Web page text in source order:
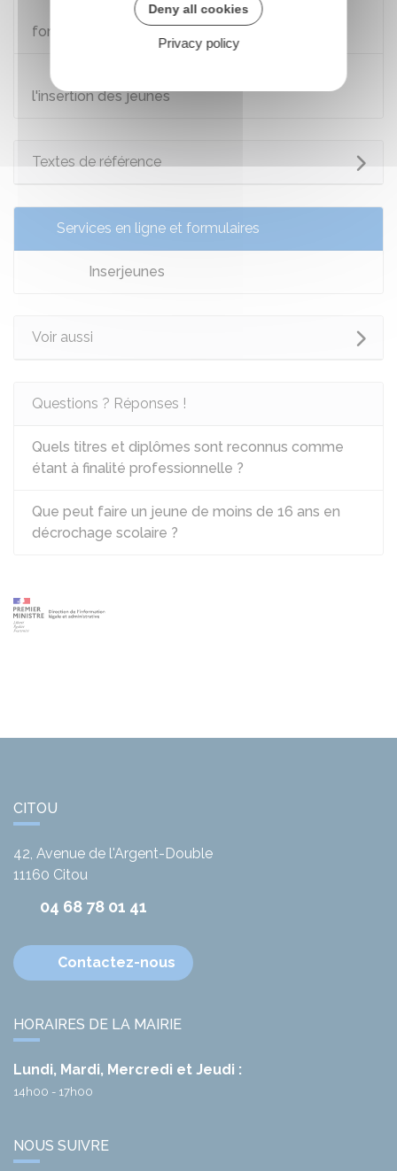
Entrée au lycée : les différentes voies de
formation et diplômes
l'insertion des jeunes
Textes de référence
Services en ligne et formulaires
Inserjeunes
Voir aussi
Questions ? Réponses !
Quels titres et diplômes sont reconnus comme
étant à finalité professionnelle ?
Que peut faire un jeune de moins de 16 ans en
décrochage scolaire ?
CITOU
42, Avenue de l'Argent-Double
11160 Citou
04 68 78 01 41
Contactez-nous
HORAIRES DE LA MAIRIE
Lundi, Mardi, Mercredi et Jeudi :
14h00 - 17h00
NOUS SUIVRE
Deny all cookies
Privacy policy